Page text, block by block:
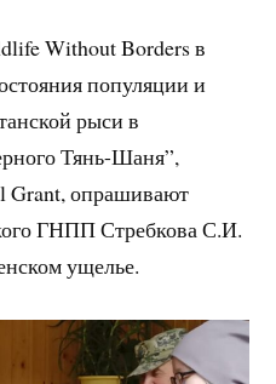
Without Borders в
популяции и
рыси в
Тянь-Шаня”,
Grant, опрашивают
ГНПП Стребкова С.И.
ущелье.